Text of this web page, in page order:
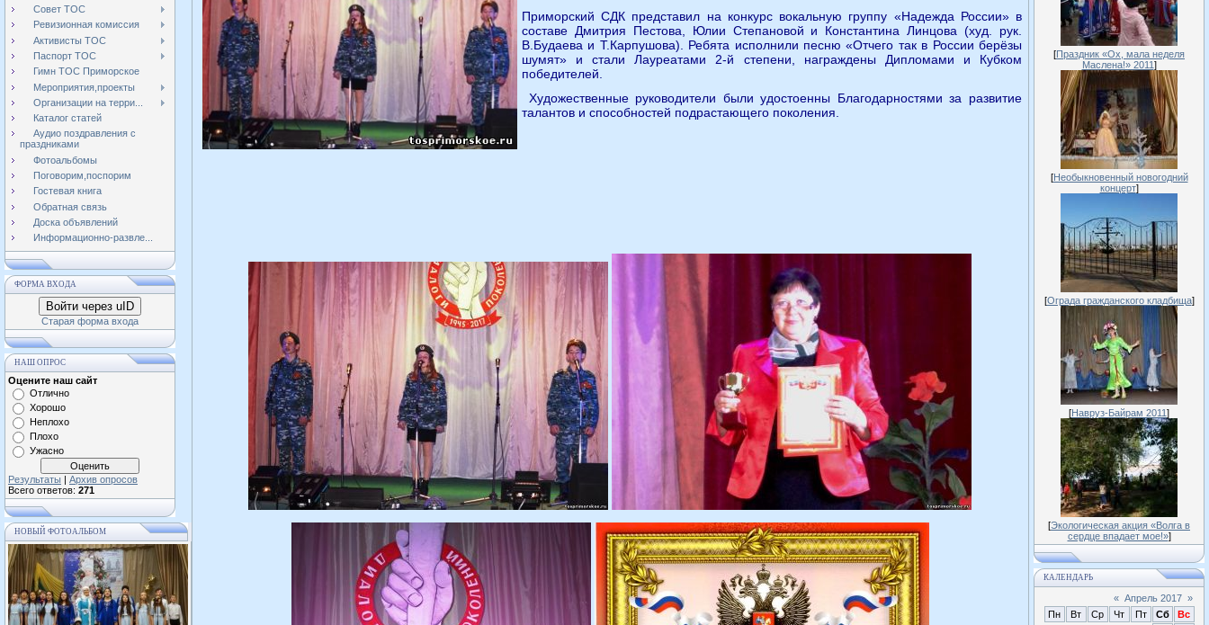
Совет ТОС
Ревизионная комиссия
Активисты ТОС
Паспорт ТОС
Гимн ТОС Приморское
Мероприятия,проекты
Организации на терри...
Каталог статей
Аудио поздравления с
праздниками
Фотоальбомы
Поговорим,поспорим
Гостевая книга
Обратная связь
Доска объявлений
Информационно-развле...
ФОРМА ВХОДА
Войти через uID
Старая форма входа
НАШ ОПРОС
Оцените наш сайт
Отлично
Хорошо
Неплохо
Плохо
Ужасно
Результаты | Архив опросов
Всего ответов: 271
НОВЫЙ ФОТОАЛЬБОМ
Приморский СДК представил на конкурс вокальную группу «Надежда России» в
составе Дмитрия Пестова, Юлии Степановой и Константина Линцова (худ. рук.
В.Будаева и Т.Карпушова). Ребята исполнили песню «Отчего так в России берёзы
шумят» и стали Лауреатами 2-й степени, награждены Дипломами и Кубком
победителей.
Художественные руководители были удостоенны Благодарностями за развитие
талантов и способностей подрастающего поколения.
[Праздник «Ох, мала неделя
Маслена!» 2011]
[Необыкновенный новогодний
концерт]
[Ограда гражданского кладбища]
[Навруз-Байрам 2011]
[Экологическая акция «Волга в
сердце впадает мое!»]
КАЛЕНДАРЬ
« Апрель 2017 »
Пн
Вт Ср Чт Пт Сб
Вс